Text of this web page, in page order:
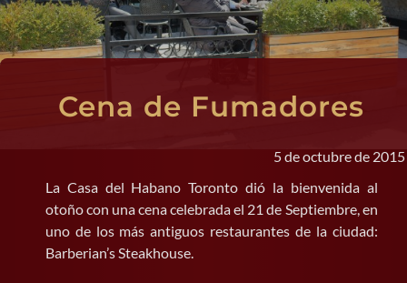
Noticias
Quienes Somos
Cena de Fumadores
5 de octubre de 2015
La Casa del Habano Toronto dió la bienvenida al
otoño con una cena celebrada el 21 de Septiembre, en
uno de los más antiguos restaurantes de la ciudad:
Barberian’s Steakhouse.